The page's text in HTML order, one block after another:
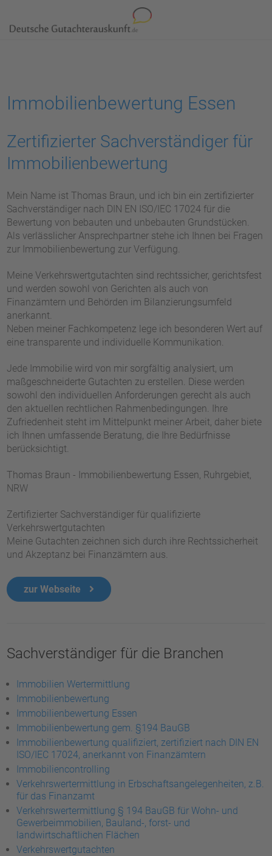
Immobilienbewertung Essen
Zertifizierter Sachverständiger für
Immobilienbewertung
Mein Name ist Thomas Braun, und ich bin ein zertifizierter
Sachverständiger nach DIN EN ISO/IEC 17024 für die
Bewertung von bebauten und unbebauten Grundstücken.
Als verlässlicher Ansprechpartner stehe ich Ihnen bei Fragen
zur Immobilienbewertung zur Verfügung.
Meine Verkehrswertgutachten sind rechtssicher, gerichtsfest
und werden sowohl von Gerichten als auch von
Finanzämtern und Behörden im Bilanzierungsumfeld
anerkannt.
Neben meiner Fachkompetenz lege ich besonderen Wert auf
eine transparente und individuelle Kommunikation.
Jede Immobilie wird von mir sorgfältig analysiert, um
maßgeschneiderte Gutachten zu erstellen. Diese werden
sowohl den individuellen Anforderungen gerecht als auch
den aktuellen rechtlichen Rahmenbedingungen. Ihre
Zufriedenheit steht im Mittelpunkt meiner Arbeit, daher biete
ich Ihnen umfassende Beratung, die Ihre Bedürfnisse
berücksichtigt.
Thomas Braun - Immobilienbewertung Essen, Ruhrgebiet,
NRW
Zertifizierter Sachverständiger für qualifizierte
Verkehrswertgutachten
Meine Gutachten zeichnen sich durch ihre Rechtssicherheit
und Akzeptanz bei Finanzämtern aus.
zur Webseite
Sachverständiger für die Branchen
Immobilien Wertermittlung
Immobilienbewertung
Immobilienbewertung Essen
Immobilienbewertung gem. §194 BauGB
Immobilienbewertung qualifiziert, zertifiziert nach DIN EN
ISO/IEC 17024, anerkannt von Finanzämtern
Immobiliencontrolling
Verkehrswertermittlung in Erbschaftsangelegenheiten, z.B.
für das Finanzamt
Verkehrswertermittlung § 194 BauGB für Wohn- und
Gewerbeimmobilien, Bauland-, forst- und
landwirtschaftlichen Flächen
Verkehrswertgutachten